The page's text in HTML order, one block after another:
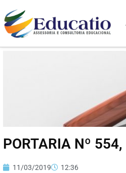
PORTARIA Nº
11/03/2019 12:36